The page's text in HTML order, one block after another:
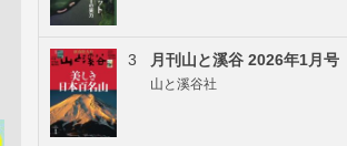
3 月刊山と溪谷 2026年1月号
山と溪谷社